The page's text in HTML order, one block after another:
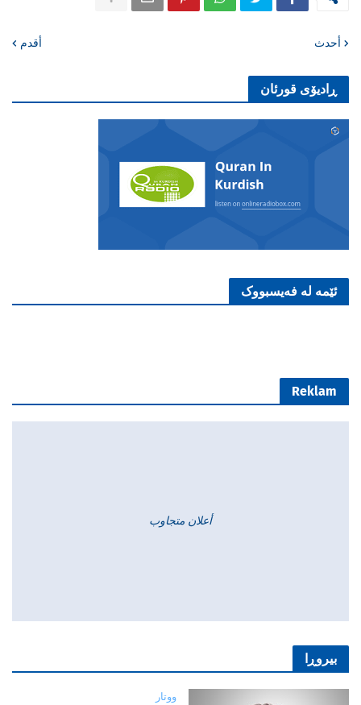
أحدث أقدم
ڕادیۆی قورئان
ئێمە لە فەیسبووک
Reklam
أعلان متجاوب
بیروڕا
ووتار